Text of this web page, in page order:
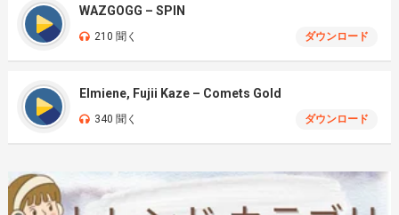
WAZGOGG – SPIN
210 聞く ダウンロード
Elmiene, Fujii Kaze – Comets Gold
340 聞く ダウンロード